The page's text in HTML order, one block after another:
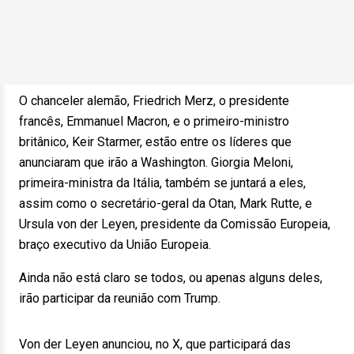
O chanceler alemão, Friedrich Merz, o presidente
francês, Emmanuel Macron, e o primeiro-ministro
britânico, Keir Starmer, estão entre os líderes que
anunciaram que irão a Washington. Giorgia Meloni,
primeira-ministra da Itália, também se juntará a eles,
assim como o secretário-geral da Otan, Mark Rutte, e
Ursula von der Leyen, presidente da Comissão Europeia,
braço executivo da União Europeia.
Ainda não está claro se todos, ou apenas alguns deles,
irão participar da reunião com Trump.
Von der Leyen anunciou, no X, que participará das